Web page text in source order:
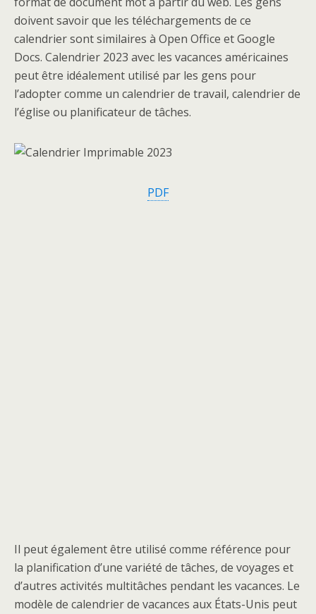
doivent savoir que les téléchargements de ce
calendrier sont similaires à Open Office et Google
Docs. Calendrier 2023 avec les vacances américaines
peut être idéalement utilisé par les gens pour
l’adopter comme un calendrier de travail, calendrier de
l’église ou planificateur de tâches.
PDF
Il peut également être utilisé comme référence pour
la planification d’une variété de tâches, de voyages et
d’autres activités multitâches pendant les vacances. Le
modèle de calendrier de vacances aux États-Unis peut